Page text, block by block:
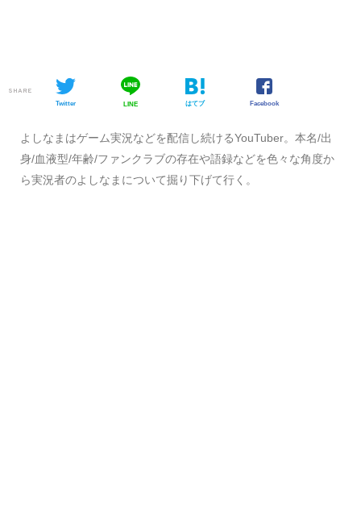
SHARE
Twitter LINE はてブ Facebook
よしなまはゲーム実況などを配信し続けるYouTuber。本名/出
身/血液型/年齢/ファンクラブの存在や語録などを色々な角度か
ら実況者のよしなまについて掘り下げて行く。